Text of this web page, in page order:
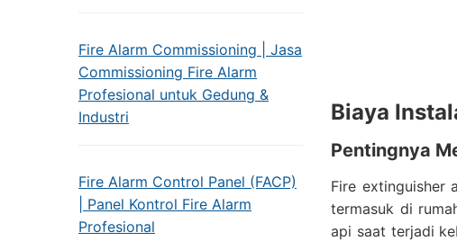
Fire Alarm Commissioning | Jasa
Commissioning Fire Alarm
Profesional untuk Gedung &
Industri
Fire Alarm Control Panel (FACP)
| Panel Kontrol Fire Alarm
Profesional
Biaya I
Pentingnya
Fire extinguisher
termasuk di
api saat terjadi